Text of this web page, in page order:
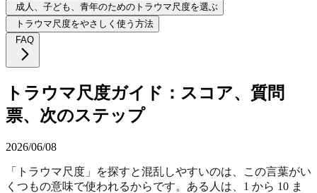
成人、子ども、青年のためのトラウマ尺度を選ぶ
トラウマ尺度をやさしく使う方法
FAQ
トラウマ尺度ガイド：スコア、質問
票、次のステップ
2026/06/08
「トラウマ尺度」を探すと混乱しやすいのは、この言葉がい
くつもの意味で使われるからです。ある人は、1 から 10 ま